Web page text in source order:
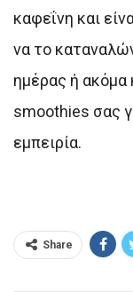
καφεΐνη και
να το
ημέρας ή ακόμα
smoothies σας
εμπειρία.
Share